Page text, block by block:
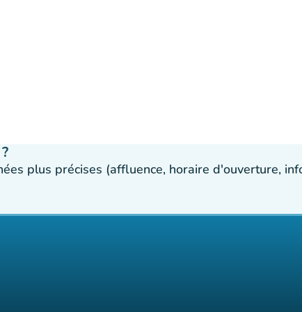
plus précises (affluence, horaire d'ouverture,